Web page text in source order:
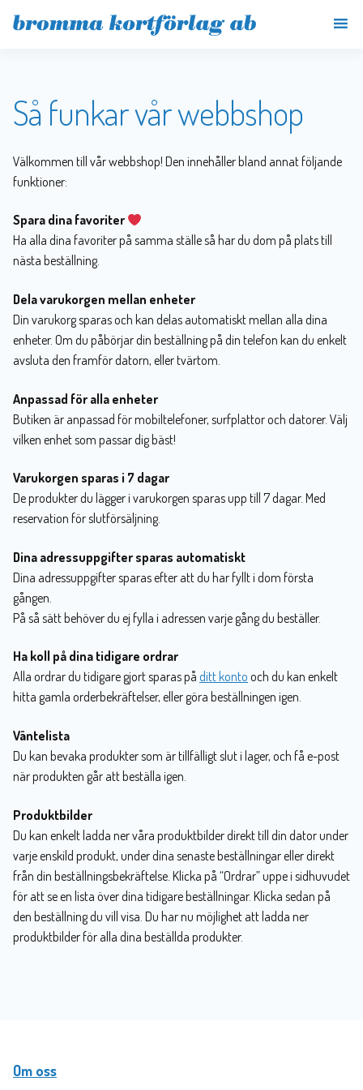
Så funkar vår webbshop
Välkommen till vår webbshop! Den innehåller bland annat följande
funktioner:
Spara dina favoriter
Ha alla dina favoriter på samma ställe så har du dom på plats till
nästa beställning.
Dela varukorgen mellan enheter
Din varukorg sparas och kan delas automatiskt mellan alla dina
enheter. Om du påbörjar din beställning på din telefon kan du enkelt
avsluta den framför datorn, eller tvärtom.
Anpassad för alla enheter
Butiken är anpassad för mobiltelefoner, surfplattor och datorer. Välj
vilken enhet som passar dig bäst!
Varukorgen sparas i 7 dagar
De produkter du lägger i varukorgen sparas upp till 7 dagar. Med
reservation för slutförsäljning.
Dina adressuppgifter sparas automatiskt
Dina adressuppgifter sparas efter att du har fyllt i dom första
gången.
På så sätt behöver du ej fylla i adressen varje gång du beställer.
Ha koll på dina tidigare ordrar
Alla ordrar du tidigare gjort sparas på ditt konto och du kan enkelt
hitta gamla orderbekräftelser, eller göra beställningen igen.
Väntelista
Du kan bevaka produkter som är tillfälligt slut i lager, och få e-post
när produkten går att beställa igen.
Produktbilder
Du kan enkelt ladda ner våra produktbilder direkt till din dator under
varje enskild produkt, under dina senaste beställningar eller direkt
från din beställningsbekräftelse. Klicka på “Ordrar” uppe i sidhuvudet
för att se en lista över dina tidigare beställningar. Klicka sedan på
den beställning du vill visa. Du har nu möjlighet att ladda ner
produktbilder för alla dina beställda produkter.
Om oss